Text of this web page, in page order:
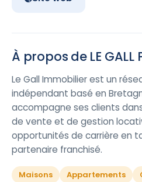
À propos de LE GALL
Le Gall Immobilier est un
indépendant basé en
accompagne ses clients
de vente et de gestion
opportunités de carrière en
partenaire franchisé.
Maisons Appartements